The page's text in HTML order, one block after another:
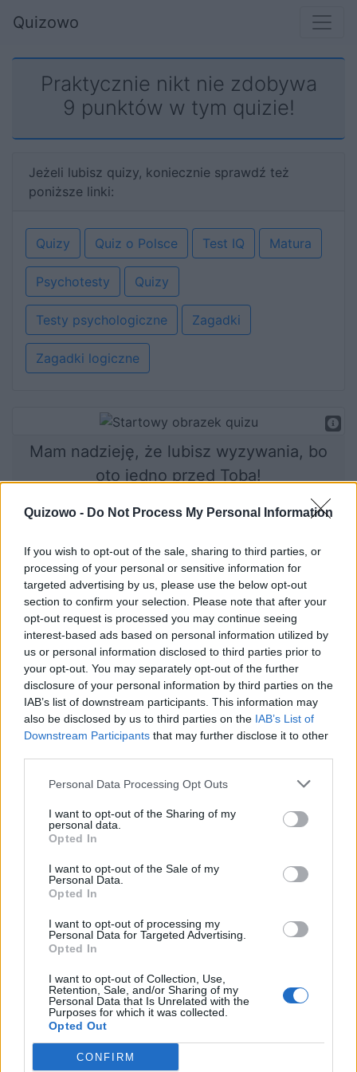
Quizowo - Do Not Process My Personal Information
If you wish to opt-out of the sale, sharing to third parties, or
processing of your personal or sensitive information for
targeted advertising by us, please use the below opt-out
section to confirm your selection. Please note that after your
opt-out request is processed you may continue seeing
interest-based ads based on personal information utilized by
us or personal information disclosed to third parties prior to
your opt-out. You may separately opt-out of the further
disclosure of your personal information by third parties on the
IAB’s list of downstream participants. This information may
also be disclosed by us to third parties on the IAB’s List of
Downstream Participants that may further disclose it to other
Personal Data Processing Opt Outs
I want to opt-out of the Sharing of my
personal data.
Opted In
I want to opt-out of the Sale of my
Personal Data.
Opted In
I want to opt-out of processing my
Personal Data for Targeted Advertising.
Opted In
I want to opt-out of Collection, Use,
Retention, Sale, and/or Sharing of my
Personal Data that Is Unrelated with the
Purposes for which it was collected.
Opted Out
CONFIRM
Quizowo
Praktycznie nikt nie zdobywa
9 punktów w tym quizie!
Jeżeli lubisz quizy, koniecznie sprawdź też
poniższe linki:
Quizy Quiz o Polsce Test IQ Matura
Psychotesty Quizy
Testy psychologiczne Zagadki
Zagadki logiczne
Mam nadzieję, że lubisz wyzywania, bo
oto jedno przed Tobą!
Rozpocznij quiz
Praktycznie nikt nie zdobywa
9 punktów w tym quizie!
Prawie nikt nie przekracza 7
punktów w tym quizie!
punktów w tym quizie!
Prawie nikt w tym quizie nie